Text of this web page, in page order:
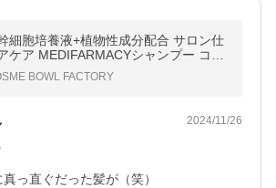
細胞培養液+植物性成分配合 サロン仕
ケア MEDIFARMACYシャンプー コン
ョナー 和漢植物エキス 植物由来洗浄
PayPay祭
BOWL FACTORY
2024/11/26
っ直ぐだった髪が（笑）